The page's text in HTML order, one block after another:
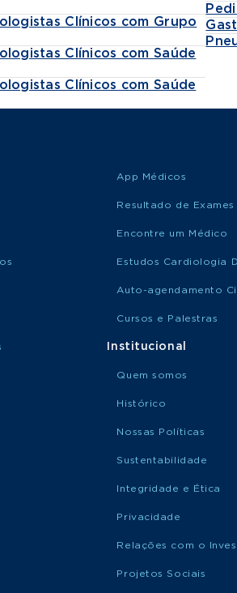
Clínicos com Grupo
Clínicos com Saúde
Clínicos com Saúde
App Médicos
Resultado de Exames
Encontre um Médico
Estudos Cardiologia
Auto-agendamento
Cursos e Palestras
Institucional
Quem somos
Histórico
Nossas Políticas
Sustentabilidade
Integridade e Ética
Privacidade
Relações com o
Projetos Sociais